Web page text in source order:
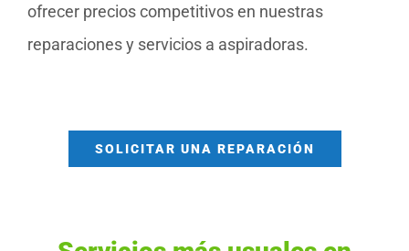
ofrecer precios competitivos en nuestras
reparaciones y servicios a aspiradoras.
SOLICITAR UNA REPARACIÓN